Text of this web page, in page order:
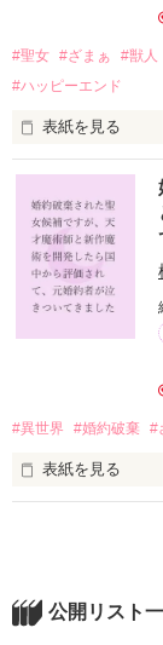
そのように答え
彼女自身、王宮
だが――怒りに燃
「娘を侮辱する
「帰りましょう
こうして「ぐう
あるアルディナ
そこでは、元王
そして出会う、
「……貴女のよ
「……うるさい
勘違いから始ま
#聖女 #ざまぁ #獣人
#ハッピーエンド
表紙を見る
戦場で命を癒し
彼女は魔族と
だった。
だが帰還後、王
という烙印。
血と死に触れた
職を剥奪され、
信じていた国に
魔物に襲われた
ーナはこの国の
無骨で寡黙なそ
誰よりも不器用
の心は少しずつ
#異世界 #婚約破棄 #
表紙を見る
それが、王太子
「君にはもう魅
「リリーナ嬢は
公開リスト